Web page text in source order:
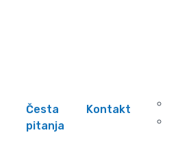
Česta
pitanja
Kontakt